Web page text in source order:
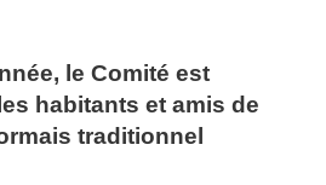
le Comité est
habitants et amis de
traditionnel